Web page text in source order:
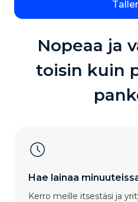
Nopeaa ja
toisin kuin
Hae lainaa
Kerro meille itsestäsi ja